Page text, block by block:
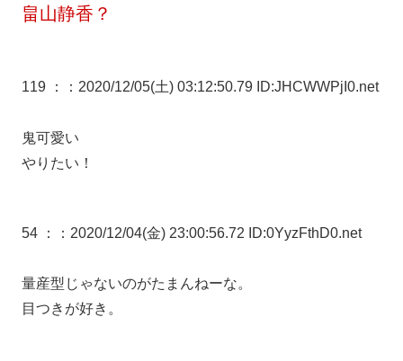
畠山静香？
119 ： ：2020/12/05(土) 03:12:50.79 ID:JHCWWPjI0.net
鬼可愛い
やりたい！
54 ： ：2020/12/04(金) 23:00:56.72 ID:0YyzFthD0.net
量産型じゃないのがたまんねーな。
目つきが好き。